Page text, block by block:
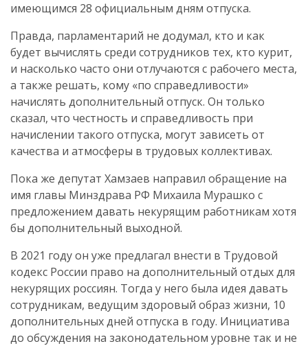
имеющимся 28 официальным дням отпуска.
Правда, парламентарий не додумал, кто и как
будет вычислять среди сотрудников тех, кто курит,
и насколько часто они отлучаются с рабочего места,
а также решать, кому «по справедливости»
начислять дополнительный отпуск. Он только
сказал, что честность и справедливость при
начислении такого отпуска, могут зависеть от
качества и атмосферы в трудовых коллективах.
Пока же депутат Хамзаев направил обращение на
имя главы Минздрава РФ Михаила Мурашко с
предложением давать некурящим работникам хотя
бы дополнительный выходной.
В 2021 году он уже предлагал внести в Трудовой
кодекс России право на дополнительный отдых для
некурящих россиян. Тогда у него была идея давать
сотрудникам, ведущим здоровый образ жизни, 10
дополнительных дней отпуска в году. Инициатива
до обсуждения на законодательном уровне так и не